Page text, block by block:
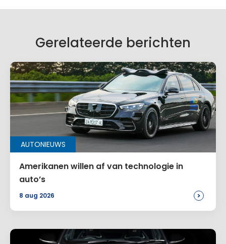
Je e-mailadres wordt niet gepubliceerd.
Naam
E-mail*
Site
Gerelateerde berichten
AUTONIEUWS
Amerikanen willen af van technologie in
auto’s
8 aug 2026 >